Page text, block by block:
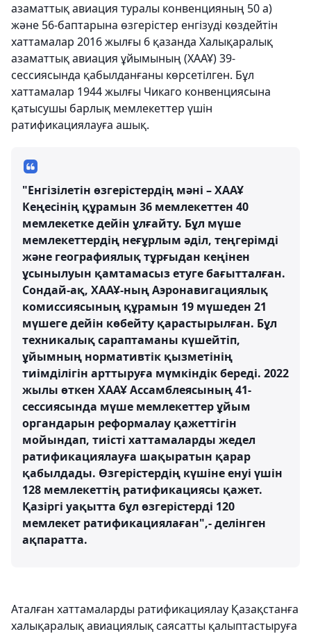
азаматтық авиация туралы конвенцияның 50 а)
және 56-баптарына өзгерістер енгізуді көздейтін
хаттамалар 2016 жылғы 6 қазанда Халықаралық
азаматтық авиация ұйымының (ХААҰ) 39-
сессиясында қабылданғаны көрсетілген. Бұл
хаттамалар 1944 жылғы Чикаго конвенциясына
қатысушы барлық мемлекеттер үшін
ратификациялауға ашық.
"Енгізілетін өзгерістердің мәні – ХААҰ
Кеңесінің құрамын 36 мемлекеттен 40
мемлекетке дейін ұлғайту. Бұл мүше
мемлекеттердің неғұрлым әділ, теңгерімді
және географиялық тұрғыдан кеңінен
ұсынылуын қамтамасыз етуге бағытталған.
Сондай-ақ, ХААҰ-ның Аэронавигациялық
комиссиясының құрамын 19 мүшеден 21
мүшеге дейін көбейту қарастырылған. Бұл
техникалық сараптаманы күшейтіп,
ұйымның нормативтік қызметінің
тиімділігін арттыруға мүмкіндік береді. 2022
жылы өткен ХААҰ Ассамблеясының 41-
сессиясында мүше мемлекеттер ұйым
органдарын реформалау қажеттігін
мойындап, тиісті хаттамаларды жедел
ратификациялауға шақыратын қарар
қабылдады. Өзгерістердің күшіне енуі үшін
128 мемлекеттің ратификациясы қажет.
Қазіргі уақытта бұл өзгерістерді 120
мемлекет ратификациялаған",- делінген
ақпаратта.
Аталған хаттамаларды ратификациялау Қазақстанға
халықаралық авиациялық саясатты қалыптастыруға